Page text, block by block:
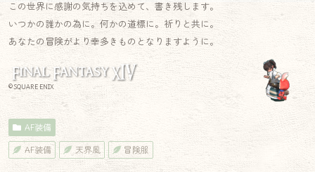
この世界に感謝の気持ちを込めて、書き残します。
いつかの誰かの為に。何かの道標に。祈りと共に。
あなたの冒険がより幸多きものとなりますように。
© SQUARE ENIX
AF装備
AF装備 天界風 冒険服